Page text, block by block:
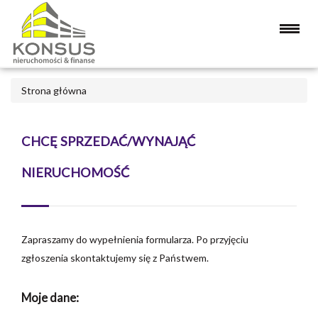
Strona główna
CHCĘ SPRZEDAĆ/WYNAJĄĆ
NIERUCHOMOŚĆ
Zapraszamy do wypełnienia formularza. Po przyjęciu
zgłoszenia skontaktujemy się z Państwem.
Moje dane: